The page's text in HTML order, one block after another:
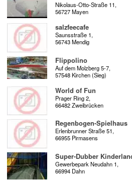
Nikolaus-Otto-Straße 11,
56727 Mayen
salzfeecafe
Saunsstraße 1,
56743 Mendig
Flippolino
Auf dem Molzberg 5-7,
57548 Kirchen (Sieg)
World of Fun
Prager Ring 2,
66482 Zweibrücken
Regenbogen-Spielhaus
Erlenbrunner Straße 51,
66955 Pirmasens
Super-Dubber
Gewerbepark Neudahn 1,
66994 Dahn